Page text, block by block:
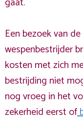
Een bezoek van de
wespenbestrijder
kosten met zich
bestrijding niet
nog vroeg in het
zekerheid eerst of